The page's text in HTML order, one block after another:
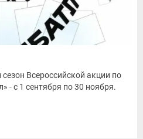
Всероссийской акции по
- с 1 сентября по 30 ноября.